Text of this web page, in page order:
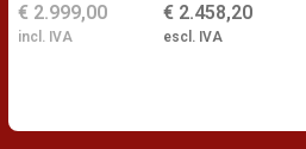
€ 2.458,20
escl. IVA
€ 2.999,00
incl. IVA